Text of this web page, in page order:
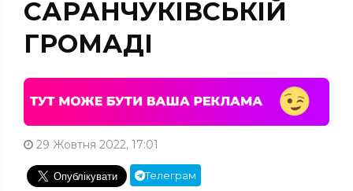
САРАНЧУКІВСЬКІЙ
ГРОМАДІ
29 Жовтня 2022, 17:01
Телеграм